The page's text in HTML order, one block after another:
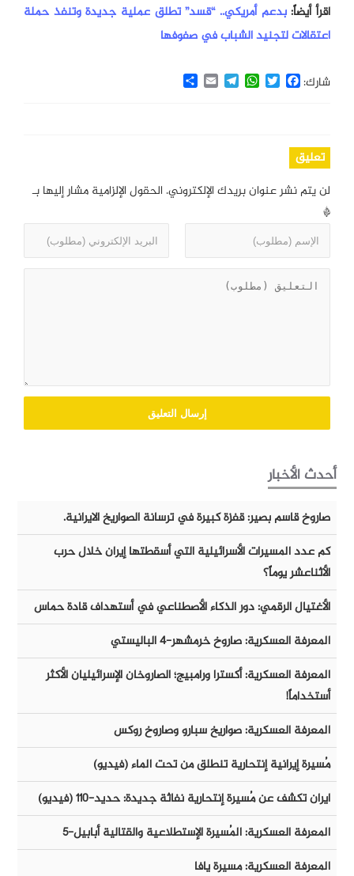
اقرأ أيضاً:بدعم أمريكي.. “قسد” تطلق عملية جديدة وتنفذ حملة
اعتقالات لتجنيد الشباب في صفوفها
شارك: Facebook
Twitter
WhatsApp
Telegram
Email
Share
تعليق
لن يتم نشر عنوان بريدك الإلكتروني. الحقول الإلزامية مشار إليها بـ
*
أحدث الأخبار
صاروخ قاسم بصير: قفزة كبيرة في ترسانة الصواريخ الايرانية.
كم عدد المسيرات الأسرائيلية التي أسقطتها إيران خلال حرب
الأثناعشر يوماً؟
الأغتيال الرقمي: دور الذكاء الأصطناعي في أستهداف قادة حماس
المعرفة العسكرية: صاروخ خرمشهر-٤ الباليستي
المعرفة العسكرية: أكسترا ورامبيج؛ الصاروخان الإسرائيليان الأكثر
أستخداماً!
المعرفة العسكرية: صواريخ سبارو وصاروخ روكس
مُسيرة إيرانية إنتحارية تنطلق من تحت الماء (فيديو)
ايران تكشف عن مُسيرة إنتحارية نفاثة جديدة: حديد-١١٠ (فيديو)
المعرفة العسكرية: المُسيرة الإستطلاعية والقتالية أبابيل-٥
المعرفة العسكرية: مسيرة يافا